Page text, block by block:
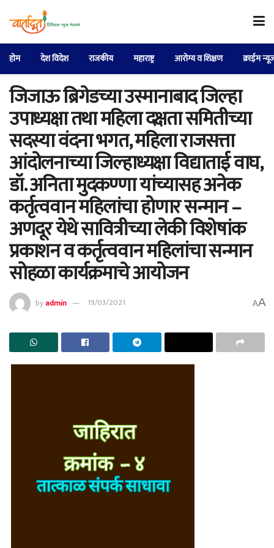
होम देश विदेश राजकीय महाराष्ट्र आरोग्य व शिक्षण क्राईम
जिजाऊ ब्रिगेडच्या उस्मानाबाद जिल्हा
उपाध्यक्षा तथा महिला दक्षता समितीच्या
सदस्या वंदना भगत, महिला राजसत्ता
आंदोलनाच्या जिल्हाध्यक्षा विद्याताई वाघ,
डॉ. अनिता मुदकण्णा यांच्यासह अनेक
कर्तृत्ववान महिलांचा होणार सन्मान –
अणदूर येथे सावित्रीच्या लेकी विशेषांक
प्रकाशन व कर्तृत्ववान महिलांचा सन्मान
सोहळा कार्यक्रमाचे आयोजन
byadmin 19/03/2021 AA